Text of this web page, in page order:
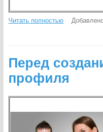
Читать полностью
Перед
профиля